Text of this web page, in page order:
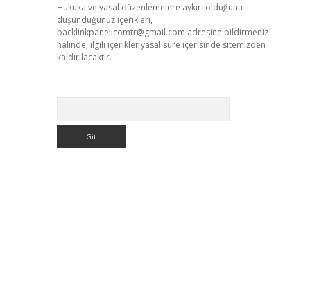
Hukuka ve yasal düzenlemelere aykırı olduğunu
düşündüğünüz içerikleri,
backlinkpanelicomtr@gmail.com adresine bildirmeniz
halinde, ilgili içerikler yasal süre içerisinde sitemizden
kaldırılacaktır.